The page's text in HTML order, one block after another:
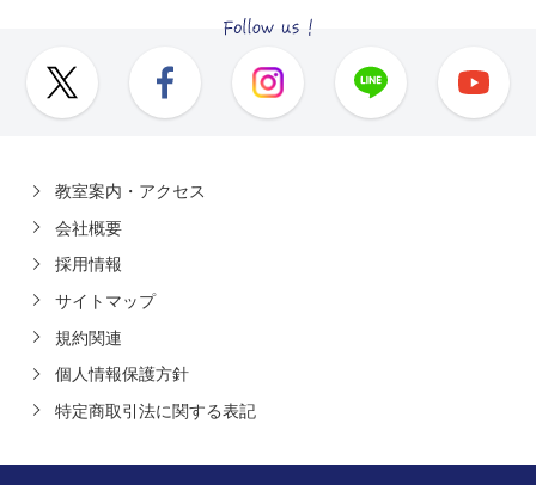
教室案内・アクセス
会社概要
採用情報
サイトマップ
規約関連
個人情報保護方針
特定商取引法に関する表記